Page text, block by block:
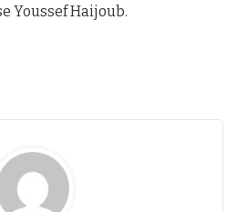
Youssef Haijoub.